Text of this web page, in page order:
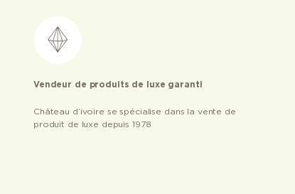
Vendeur de produits de luxe garanti
Château d’ivoire se spécialise dans la vente de
produit de luxe depuis 1978